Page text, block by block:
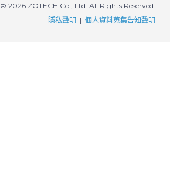
© 2026 ZOTECH Co., Ltd. All Rights Reserved.
隱私聲明 | 個人資料蒐集告知聲明